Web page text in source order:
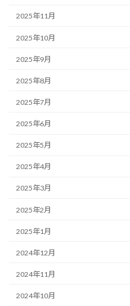
2025年11月
2025年10月
2025年9月
2025年8月
2025年7月
2025年6月
2025年5月
2025年4月
2025年3月
2025年2月
2025年1月
2024年12月
2024年11月
2024年10月